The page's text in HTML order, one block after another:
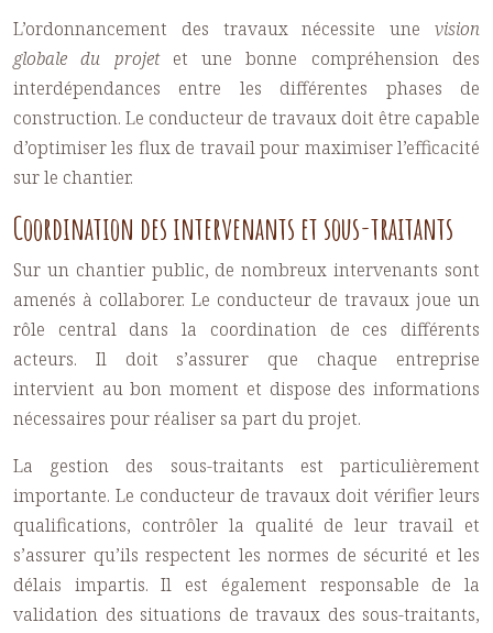
L’ordonnancement des travaux nécessite une vision
globale du projet et une bonne compréhension des
interdépendances entre les différentes phases de
construction. Le conducteur de travaux doit être capable
d’optimiser les flux de travail pour maximiser l’efficacité
sur le chantier.
Coordination des intervenants et sous-traitants
Sur un chantier public, de nombreux intervenants sont
amenés à collaborer. Le conducteur de travaux joue un
rôle central dans la coordination de ces différents
acteurs. Il doit s’assurer que chaque entreprise
intervient au bon moment et dispose des informations
nécessaires pour réaliser sa part du projet.
La gestion des sous-traitants est particulièrement
importante. Le conducteur de travaux doit vérifier leurs
qualifications, contrôler la qualité de leur travail et
s’assurer qu’ils respectent les normes de sécurité et les
délais impartis. Il est également responsable de la
validation des situations de travaux des sous-traitants,